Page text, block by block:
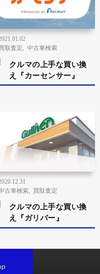
取査定
中古車検索
クルマの上手な買い換
え『カーセンサー』
古車検索
買取査定
クルマの上手な買い換
え『ガリバー』